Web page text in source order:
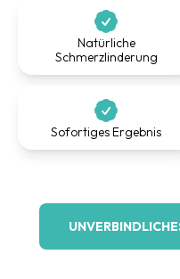
Natürliche
Schmerzlinderung
Sofortiges Ergebnis